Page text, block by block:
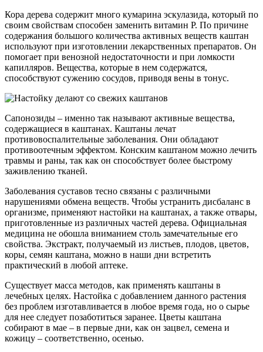
Кора дерева содержит много кумарина эскулазида, который по
своим свойствам способен заменить витамин Р. По причине
содержания большого количества активных веществ каштан
используют при изготовлении лекарственных препаратов. Он
помогает при венозной недостаточности и при ломкости
капилляров. Вещества, которые в нем содержатся,
способствуют сужению сосудов, приводя вены в тонус.
Сапонозиды – именно так называют активные вещества,
содержащиеся в каштанах. Каштаны лечат
противовоспалительные заболевания. Они обладают
противоотечным эффектом. Конским каштаном можно лечить
травмы и раны, так как он способствует более быстрому
заживлению тканей.
Заболевания суставов тесно связаны с различными
нарушениями обмена веществ. Чтобы устранить дисбаланс в
организме, применяют настойки на каштанах, а также отвары,
приготовленные из различных частей дерева. Официальная
медицина не обошла вниманием столь замечательные его
свойства. Экстракт, получаемый из листьев, плодов, цветов,
коры, семян каштана, можно в наши дни встретить
практический в любой аптеке.
Существует масса методов, как применять каштаны в
лечебных целях. Настойка с добавлением данного растения
без проблем изготавливается в любое время года, но о сырье
для нее следует позаботиться заранее. Цветы каштана
собирают в мае – в первые дни, как он зацвел, семена и
кожицу – соответственно, осенью.